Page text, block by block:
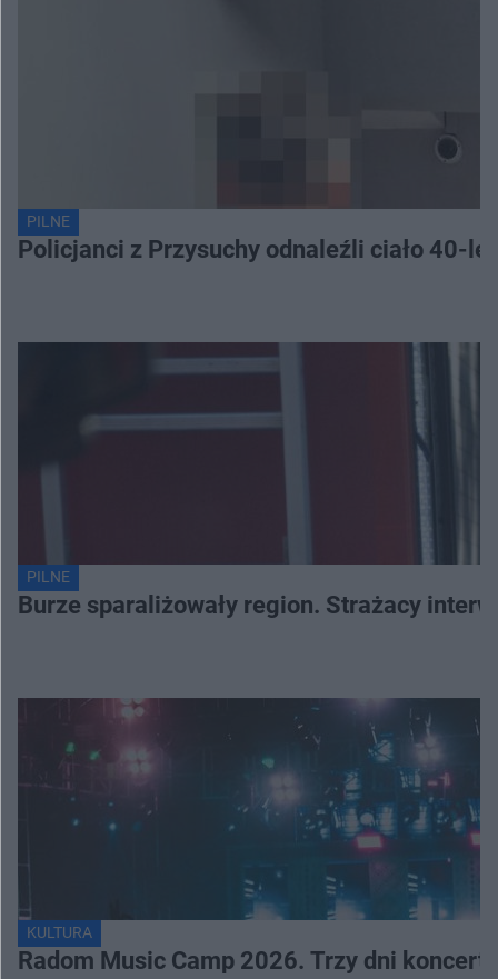
PILNE
Policjanci z Przysuchy odnaleźli ciało 40-
PILNE
Burze sparaliżowały region. Strażacy
KULTURA
Radom Music Camp 2026. Trzy dni